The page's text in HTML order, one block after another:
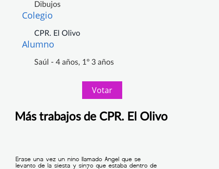
Dibujos
Colegio
CPR. El Olivo
Alumno
Saúl - 4 años, 1º 3 años
Votar
Más trabajos de CPR. El Olivo